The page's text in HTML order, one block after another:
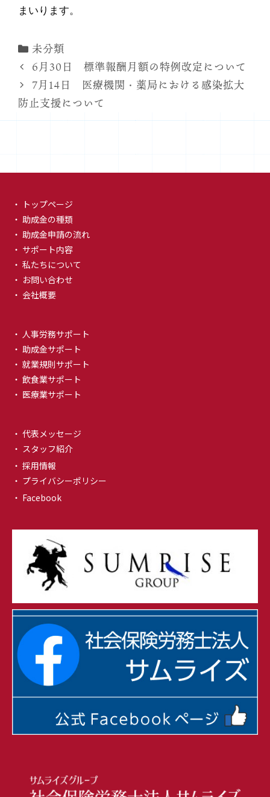
まいります。
カ
テ
ゴ
リ
ー
未分類
6月30日 標準報酬月額の特例改定について
7月14日 医療機関・薬局における感染拡大
防止支援について
・ トップページ
・ 助成金の種類
・ 助成金申請の流れ
・ サポート内容
・ 私たちについて
・ お問い合わせ
・ 会社概要
・ 人事労務サポート
・ 助成金サポート
・ 就業規則サポート
・ 飲食業サポート
・ 医療業サポート
・ 代表メッセージ
・ スタッフ紹介
・ 採用情報
・ プライバシーポリシー
・ Facebook